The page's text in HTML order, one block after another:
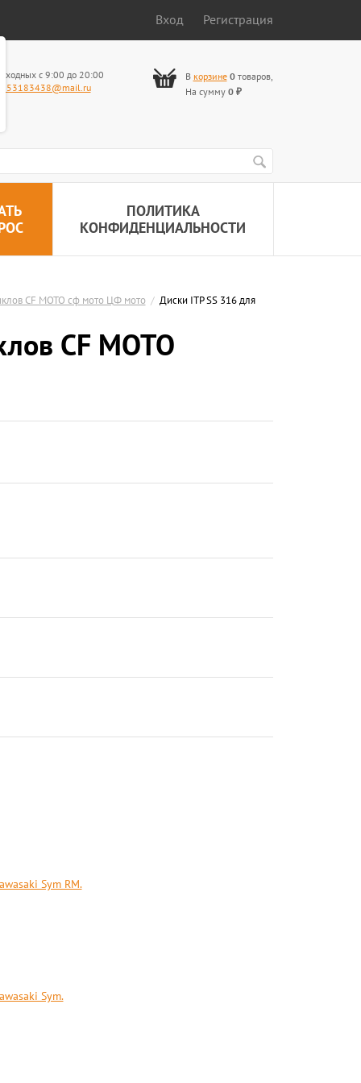
Вход Регистрация
с 9:00 до 20:00
В корзине 0товаров,
На сумму 0 ₽
ПОЛИТИКА
КОНФИДЕНЦИАЛЬНОСТИ
CF MOTO сф мото ЦФ мото / Диски ITP SS 316 для
CF MOTO
Sym RM.
Sym.